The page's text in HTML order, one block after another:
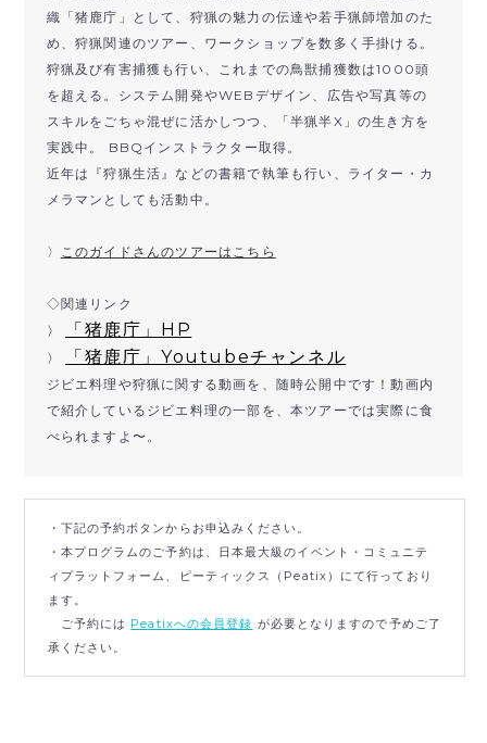
織「猪鹿庁」として、狩猟の魅力の伝達や若手猟師増加のた
め、狩猟関連のツアー、ワークショップを数多く手掛ける。
狩猟及び有害捕獲も行い、これまでの鳥獣捕獲数は1000頭
を超える。システム開発やWEBデザイン、広告や写真等の
スキルをごちゃ混ぜに活かしつつ、「半猟半X」の生き方を
実践中。 BBQインストラクター取得。
近年は『狩猟生活』などの書籍で執筆も行い、ライター・カ
メラマンとしても活動中。
〉 このガイドさんのツアーはこちら
◇関連リンク
〉
「猪鹿庁」HP
〉 「猪鹿庁」Youtubeチャンネル
ジビエ料理や狩猟に関する動画を、随時公開中です！動画内
で紹介しているジビエ料理の一部を、本ツアーでは実際に食
べられますよ〜。
・下記の予約ボタンからお申込みください。
・本プログラムのご予約は、日本最大級のイベント・コミュニテ
ィプラットフォーム、ピーティックス（Peatix）にて行っており
ます。
ご予約には Peatixへの会員登録 が必要となりますので予めご了
承ください。